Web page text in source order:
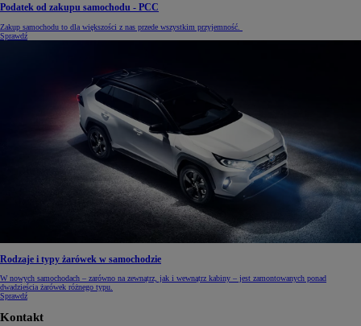
Podatek od zakupu samochodu - PCC
Zakup samochodu to dla większości z nas przede wszystkim przyjemność.
Sprawdź
Rodzaje i typy żarówek w samochodzie
W nowych samochodach – zarówno na zewnątrz, jak i wewnątrz kabiny – jest zamontowanych ponad
dwadzieścia żarówek różnego typu.
Sprawdź
Kontakt